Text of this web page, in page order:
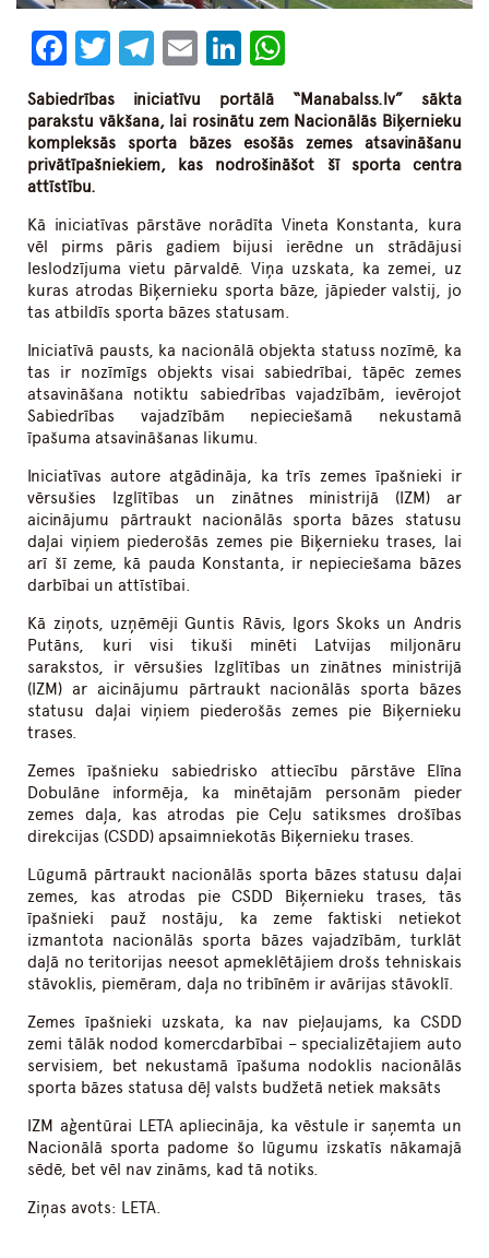
Facebook
Twitter
Telegram
EmailLinkedIn
Sabiedrības iniciatīvu portālā “Manabalss.lv” sākta
parakstu vākšana, lai rosinātu zem Nacionālās Biķernieku
kompleksās sporta bāzes esošās zemes atsavināšanu
privātīpašniekiem, kas nodrošināšot šī sporta centra
attīstību.
Kā iniciatīvas pārstāve norādīta Vineta Konstanta, kura
vēl pirms pāris gadiem bijusi ierēdne un strādājusi
Ieslodzījuma vietu pārvaldē. Viņa uzskata, ka zemei, uz
kuras atrodas Biķernieku sporta bāze, jāpieder valstij, jo
tas atbildīs sporta bāzes statusam.
Iniciatīvā pausts, ka nacionālā objekta statuss nozīmē, ka
tas ir nozīmīgs objekts visai sabiedrībai, tāpēc zemes
atsavināšana notiktu sabiedrības vajadzībām, ievērojot
Sabiedrības vajadzībām nepieciešamā nekustamā
īpašuma atsavināšanas likumu.
Iniciatīvas autore atgādināja, ka trīs zemes īpašnieki ir
vērsušies Izglītības un zinātnes ministrijā (IZM) ar
aicinājumu pārtraukt nacionālās sporta bāzes statusu
daļai viņiem piederošās zemes pie Biķernieku trases, lai
arī šī zeme, kā pauda Konstanta, ir nepieciešama bāzes
darbībai un attīstībai.
Kā ziņots, uzņēmēji Guntis Rāvis, Igors Skoks un Andris
Putāns, kuri visi tikuši minēti Latvijas miljonāru
sarakstos, ir vērsušies Izglītības un zinātnes ministrijā
(IZM) ar aicinājumu pārtraukt nacionālās sporta bāzes
statusu daļai viņiem piederošās zemes pie Biķernieku
trases.
Zemes īpašnieku sabiedrisko attiecību pārstāve Elīna
Dobulāne informēja, ka minētajām personām pieder
zemes daļa, kas atrodas pie Ceļu satiksmes drošības
direkcijas (CSDD) apsaimniekotās Biķernieku trases.
Lūgumā pārtraukt nacionālās sporta bāzes statusu daļai
zemes, kas atrodas pie CSDD Biķernieku trases, tās
īpašnieki pauž nostāju, ka zeme faktiski netiekot
izmantota nacionālās sporta bāzes vajadzībām, turklāt
daļā no teritorijas neesot apmeklētājiem drošs tehniskais
stāvoklis, piemēram, daļa no tribīnēm ir avārijas stāvoklī.
Zemes īpašnieki uzskata, ka nav pieļaujams, ka CSDD
zemi tālāk nodod komercdarbībai – specializētajiem auto
servisiem, bet nekustamā īpašuma nodoklis nacionālās
sporta bāzes statusa dēļ valsts budžetā netiek maksāts
IZM aģentūrai LETA apliecināja, ka vēstule ir saņemta un
Nacionālā sporta padome šo lūgumu izskatīs nākamajā
sēdē, bet vēl nav zināms, kad tā notiks.
Ziņas avots: LETA.